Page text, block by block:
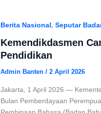
Berita Nasional, Seputar
Kemendikdasmen
Pendidikan
Admin Banten / 2 April 2026
Jakarta, 1 April 2026 —
Bulan Pemberdayaan